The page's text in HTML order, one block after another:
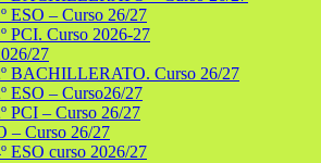
ESO – Curso 26/27
PCI. Curso 2026-27
27
BACHILLERATO. Curso 26/27
ESO – Curso26/27
PCI – Curso 26/27
– Curso 26/27
ESO curso 2026/27